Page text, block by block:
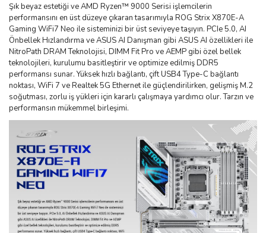
Şık beyaz estetiği ve AMD Ryzen™ 9000 Serisi işlemcilerin
performansını en üst düzeye çıkaran tasarımıyla ROG Strix X870E-A
Gaming WiFi7 Neo ile sisteminizi bir üst seviyeye taşıyın. PCIe 5.0, AI
Önbellek Hızlandırma ve ASUS AI Danışman gibi ASUS AI özellikleri ile
NitroPath DRAM Teknolojisi, DIMM Fit Pro ve AEMP gibi özel bellek
teknolojileri, kurulumu basitleştirir ve optimize edilmiş DDR5
performansı sunar. Yüksek hızlı bağlantı, çift USB4 Type-C bağlantı
noktası, WiFi 7 ve Realtek 5G Ethernet ile güçlendirilirken, gelişmiş M.2
soğutması, zorlu iş yükleri için kararlı çalışmaya yardımcı olur. Tarzın ve
performansın mükemmel birleşimi.